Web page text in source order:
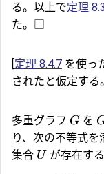
る。以上で定理
た。□
[定理 8.4.7 を使っ
されたと仮定する。
多重グラフ G を
り、次の不等式を
集合 U が存在す